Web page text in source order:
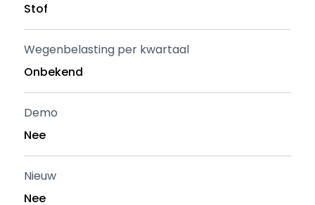
Stof
Wegenbelasting per kwartaal
Onbekend
Demo
Nee
Nieuw
Nee